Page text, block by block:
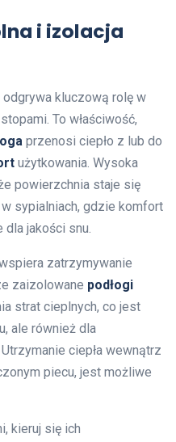
i izolacja
odgrywa kluczową rolę w
To właściwość,
przenosi ciepło z lub do
użytkowania. Wysoka
powierzchnia staje się
sypialniach, gdzie komfort
jakości snu.
zatrzymywanie
zaizolowane podłogi
strat cieplnych, co jest
ale również dla
ciepła wewnątrz
piecu, jest możliwe
kieruj się ich